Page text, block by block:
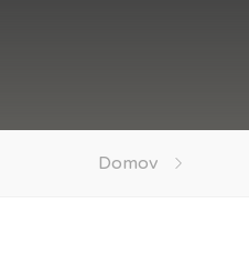
Domov